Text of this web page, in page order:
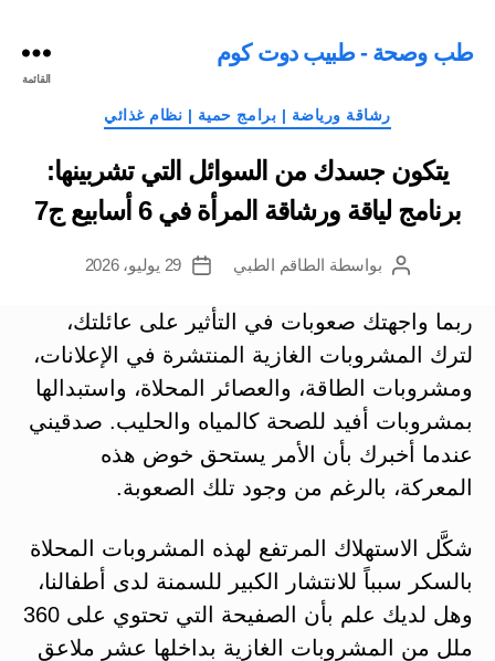
طب وصحة - طبيب دوت كوم
القائمة
التصنيفات
رشاقة ورياضة | برامج حمية | نظام غذائي
يتكون جسدك من السوائل التي تشربينها:
برنامج لياقة ورشاقة المرأة في 6 أسابيع ج7
كاتببواسطة الطاقم الطبي
تاريخ
29 يوليو، 2026
ربما واجهتك صعوبات في التأثير على عائلتك،
لترك المشروبات الغازية المنتشرة في الإعلانات،
ومشروبات الطاقة، والعصائر المحلاة، واستبدالها
بمشروبات أفيد للصحة كالمياه والحليب. صدقيني
عندما أخبرك بأن الأمر يستحق خوض هذه
المعركة، بالرغم من وجود تلك الصعوبة.
شكَّل الاستهلاك المرتفع لهذه المشروبات المحلاة
بالسكر سبباً للانتشار الكبير للسمنة لدى أطفالنا،
وهل لديك علم بأن الصفيحة التي تحتوي على 360
ملل من المشروبات الغازية بداخلها عشر ملاعق